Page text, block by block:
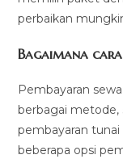
perbaikan
Bagaimana
Pembayaran
berbagai metode,
pembayaran
beberapa opsi